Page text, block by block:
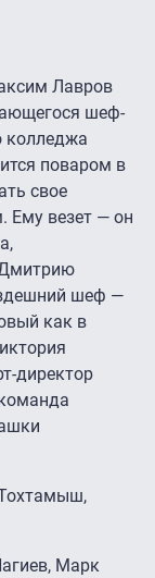
Лавров
шеф-
колледжа
поваром в
свое
Ему везет — он
Дмитрию
шеф —
как в
директор
Марк